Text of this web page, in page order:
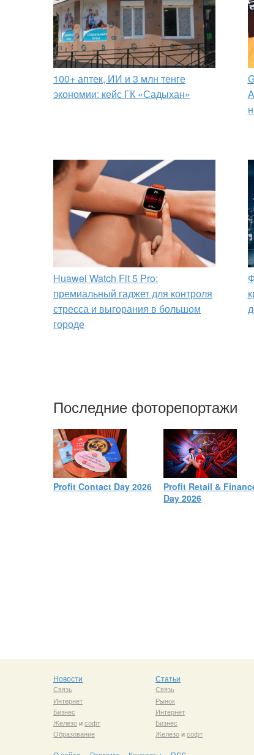
100+ аптек, ИИ и 3 млн тенге
экономии: кейс ГК «Садыхан»
Huawei Watch Fit 5 Pro:
премиальный гаджет для контроля
стресса и выгорания в большом
городе
Последние фоторепортажи
Profit Contact Day 2026
Profit Retail &
Day 2026
Новости
Связь
Интернет
Бизнес
Железоисофт
Образование
Статьи
Связь
Рынок
Интернет
Бизнес
Железоисофт